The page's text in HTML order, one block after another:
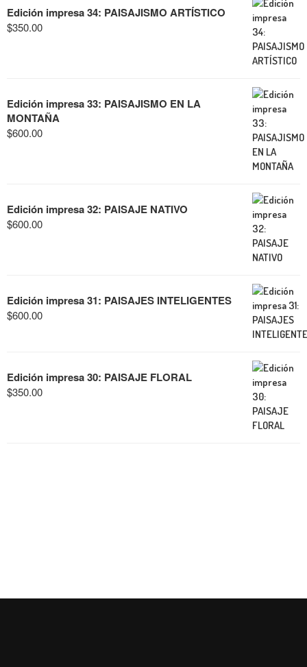
Edición impresa 34: PAISAJISMO ARTÍSTICO
$350.00
Edición impresa 33: PAISAJISMO EN LA
MONTAÑA
$600.00
Edición impresa 32: PAISAJE NATIVO
$600.00
Edición impresa 31: PAISAJES INTELIGENTES
$600.00
Edición impresa 30: PAISAJE FLORAL
$350.00